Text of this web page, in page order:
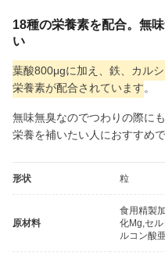
18種の栄養素を配合。無
い
葉酸800μgに加え、鉄、カル
栄養素が配合されています。
無味無臭なのでつわりの際に
栄養を補いたい人におすすめで
形状 粒
原材料
食用精製
化Mg,セ
ルコン酸